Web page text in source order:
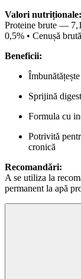
Valori nutriționale:
Proteine brute —
0,5% • Cenușă
Beneficii:
Sprijină
Formula cu
Potrivită
cronică
Recomandări:
A se utiliza la
permanent la apă